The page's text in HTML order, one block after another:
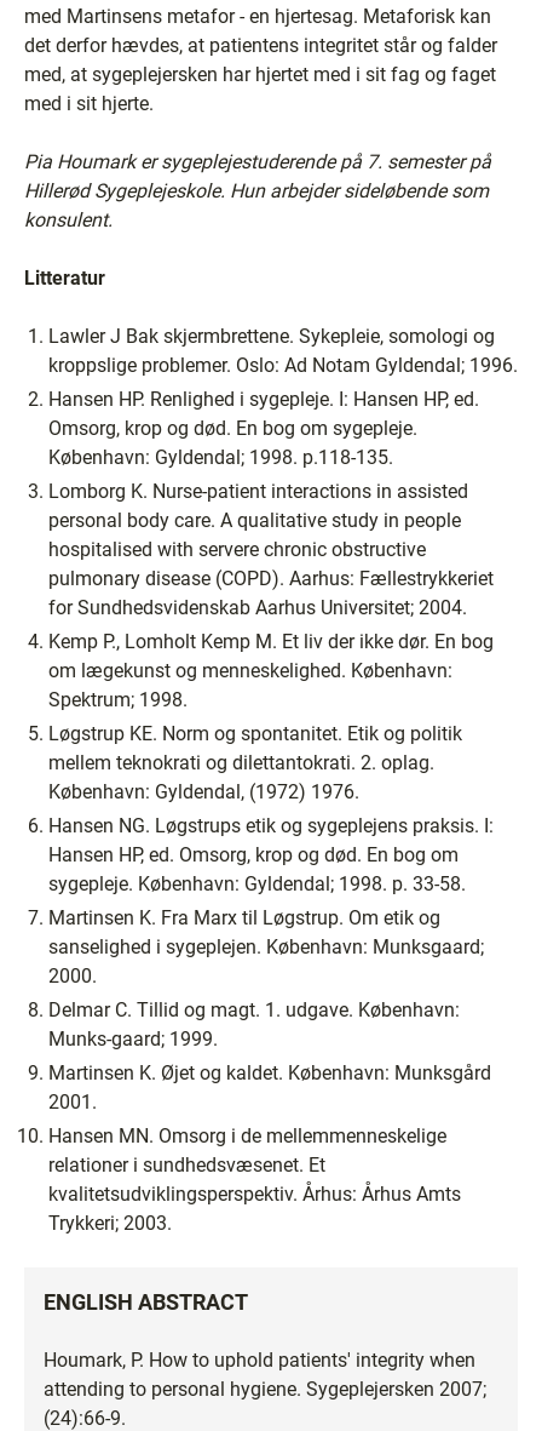
med Martinsens metafor - en hjertesag. Metaforisk kan
det derfor hævdes, at patientens integritet står og falder
med, at sygeplejersken har hjertet med i sit fag og faget
med i sit hjerte.
Pia Houmark er sygeplejestuderende på 7. semester på
Hillerød Sygeplejeskole. Hun arbejder sideløbende som
konsulent.
Litteratur
Lawler J Bak skjermbrettene. Sykepleie, somologi og
kroppslige problemer. Oslo: Ad Notam Gyldendal; 1996.
Hansen HP. Renlighed i sygepleje. I: Hansen HP, ed.
Omsorg, krop og død. En bog om sygepleje.
København: Gyldendal; 1998. p.118-135.
Lomborg K. Nurse-patient interactions in assisted
personal body care. A qualitative study in people
hospitalised with servere chronic obstructive
pulmonary disease (COPD). Aarhus: Fællestrykkeriet
for Sundhedsvidenskab Aarhus Universitet; 2004.
Kemp P., Lomholt Kemp M. Et liv der ikke dør. En bog
om lægekunst og menneskelighed. København:
Spektrum; 1998.
Løgstrup KE. Norm og spontanitet. Etik og politik
mellem teknokrati og dilettantokrati. 2. oplag.
København: Gyldendal, (1972) 1976.
Hansen NG. Løgstrups etik og sygeplejens praksis. I:
Hansen HP, ed. Omsorg, krop og død. En bog om
sygepleje. København: Gyldendal; 1998. p. 33-58.
Martinsen K. Fra Marx til Løgstrup. Om etik og
sanselighed i sygeplejen. København: Munksgaard;
2000.
Delmar C. Tillid og magt. 1. udgave. København:
Munks-gaard; 1999.
Martinsen K. Øjet og kaldet. København: Munksgård
2001.
Hansen MN. Omsorg i de mellemmenneskelige
relationer i sundhedsvæsenet. Et
kvalitetsudviklingsperspektiv. Århus: Århus Amts
Trykkeri; 2003.
ENGLISH ABSTRACT
Houmark, P. How to uphold patients' integrity when
attending to personal hygiene. Sygeplejersken 2007;
(24):66-9.